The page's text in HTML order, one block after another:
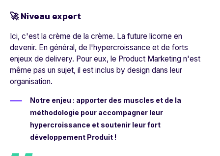
🚀 Niveau expert
Ici, c'est la crème de la crème. La future licorne en
devenir. En général, de l'hypercroissance et de forts
enjeux de delivery. Pour eux, le Product Marketing n'est
même pas un sujet, il est inclus by design dans leur
organisation.
Notre enjeu : apporter des muscles et de la
méthodologie pour accompagner leur
hypercroissance et soutenir leur fort
développement Produit !